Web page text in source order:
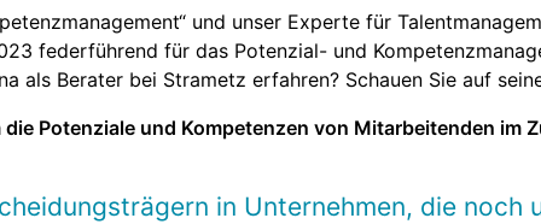
und unser Experte für
federführend für das Potenzial- und
als Berater bei Strametz erfahren? Schauen Sie auf
Potenziale und Kompetenzen von Mitarbeitenden im
in Unternehmen, die noch